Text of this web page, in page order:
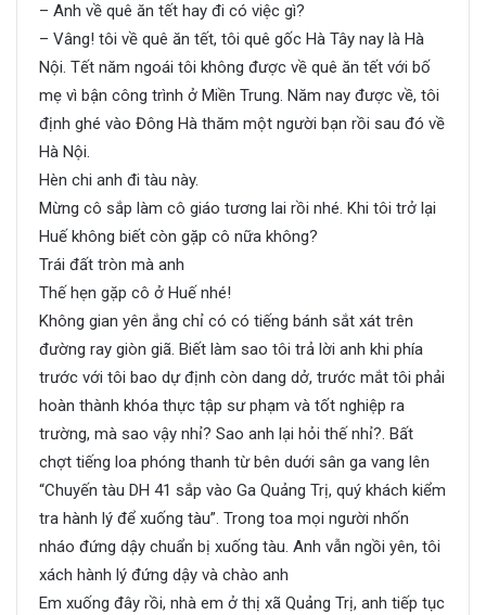
– Anh về quê ăn tết hay đi có việc gì?
– Vâng! tôi về quê ăn tết, tôi quê gốc Hà Tây nay là Hà
Nội. Tết năm ngoái tôi không được về quê ăn tết với bố
mẹ vì bận công trình ở Miền Trung. Năm nay được về, tôi
định ghé vào Đông Hà thăm một người bạn rồi sau đó về
Hà Nội.
Hèn chi anh đi tàu này.
Mừng cô sắp làm cô giáo tương lai rồi nhé. Khi tôi trở lại
Huế không biết còn gặp cô nữa không?
Trái đất tròn mà anh
Thế hẹn gặp cô ở Huế nhé!
Không gian yên ắng chỉ có có tiếng bánh sắt xát trên
đường ray giòn giã. Biết làm sao tôi trả lời anh khi phía
trước với tôi bao dự định còn dang dở, trước mắt tôi phải
hoàn thành khóa thực tập sư phạm và tốt nghiệp ra
trường, mà sao vậy nhỉ? Sao anh lại hỏi thế nhỉ?. Bất
chợt tiếng loa phóng thanh từ bên duới sân ga vang lên
“Chuyến tàu DH 41 sắp vào Ga Quảng Trị, quý khách kiểm
tra hành lý để xuống tàu”. Trong toa mọi người nhốn
nháo đứng dậy chuẩn bị xuống tàu. Anh vẫn ngồi yên, tôi
xách hành lý đứng dậy và chào anh
Em xuống đây rồi, nhà em ở thị xã Quảng Trị, anh tiếp tục